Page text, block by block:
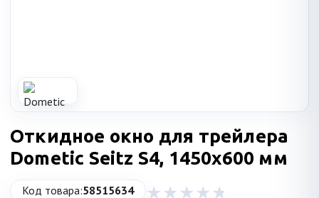
Откидное окно для трейлера
Dometic Seitz S4, 1450x600 мм
Код товара:58515634